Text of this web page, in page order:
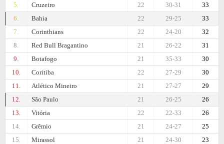
5.
Cruzeiro 33
30-31
22
6.
Bahia 33
29-25
22
7.
Corinthians 32
24-20
22
8.
Red Bull Bragantino 31
26-22
21
9.
Botafogo 30
35-33
21
10.
Coritiba 30
27-29
22
11.
Atlético Mineiro 29
27-27
21
12.
São Paulo 26
26-25
21
13.
Vitória 26
22-33
22
14.
Grêmio 25
24-27
21
15.
Mirassol 23
24-30
21